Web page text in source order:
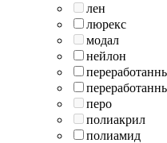
лен
люрекс
модал
нейлон
перо
полиакрил
полиамид